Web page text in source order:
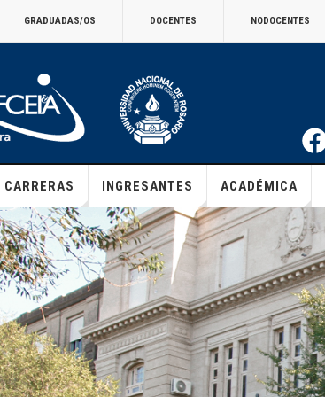
GRADUADAS/OS DOCENTES NODOCENTES
CARRERAS INGRESANTES ACADÉMICA